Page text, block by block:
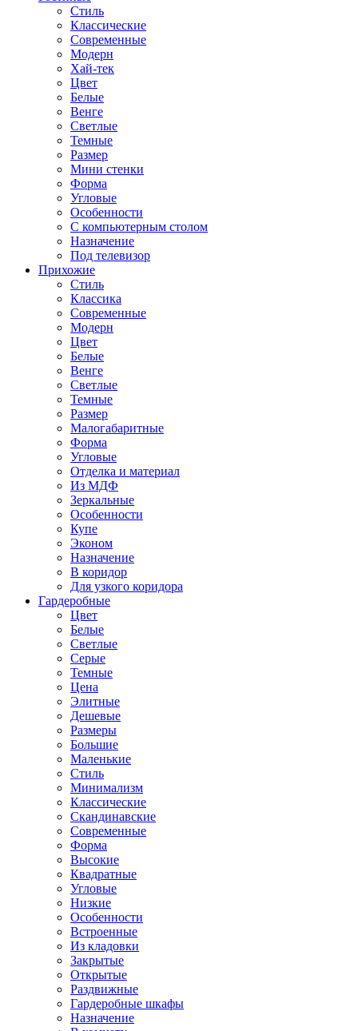
Стиль
Классические
Современные
Модерн
Хай-тек
Цвет
Белые
Венге
Светлые
Темные
Размер
Мини стенки
Форма
Угловые
Особенности
С компьютерным столом
Назначение
Под телевизор
Прихожие
Стиль
Классика
Современные
Модерн
Цвет
Белые
Венге
Светлые
Темные
Размер
Малогабаритные
Форма
Угловые
Отделка и материал
Из МДФ
Зеркальные
Особенности
Купе
Эконом
Назначение
В коридор
Для узкого коридора
Гардеробные
Цвет
Белые
Светлые
Серые
Темные
Цена
Элитные
Дешевые
Размеры
Большие
Маленькие
Стиль
Минимализм
Классические
Скандинавские
Современные
Форма
Высокие
Квадратные
Угловые
Низкие
Особенности
Встроенные
Из кладовки
Закрытые
Открытые
Раздвижные
Гардеробные шкафы
Назначение